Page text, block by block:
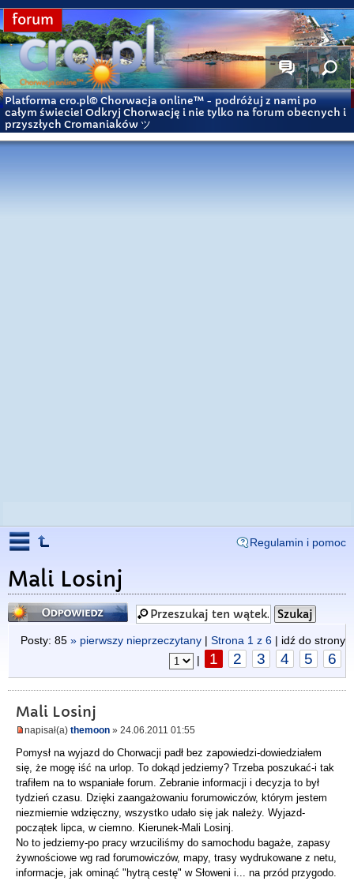
forum
Platforma cro.pl© Chorwacja online™ - podróżuj z nami po
całym świecie! Odkryj Chorwację i nie tylko na forum obecnych i
przyszłych Cromaniaków ツ
Regulamin i pomoc
Mali Losinj
Odpowiedz
Posty: 85 » pierwszy nieprzeczytany | Strona 1 z 6 | idź do strony
|
1 2 3 4 5 6
Mali Losinj
napisał(a) themoon » 24.06.2011 01:55
Pomysł na wyjazd do Chorwacji padł bez zapowiedzi-dowiedziałem
się, że mogę iść na urlop. To dokąd jedziemy? Trzeba poszukać-i tak
trafiłem na to wspaniałe forum. Zebranie informacji i decyzja to był
tydzień czasu. Dzięki zaangażowaniu forumowiczów, którym jestem
niezmiernie wdzięczny, wszystko udało się jak należy. Wyjazd-
początek lipca, w ciemno. Kierunek-Mali Losinj.
No to jedziemy-po pracy wrzuciliśmy do samochodu bagaże, zapasy
żywnościowe wg rad forumowiczów, mapy, trasy wydrukowane z netu,
informacje, jak ominąć "hytrą cestę" w Słoweni i... na przód przygodo.